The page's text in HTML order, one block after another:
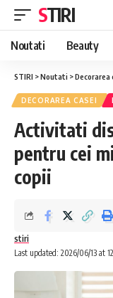
STIRI
Noutati Beauty
STIRI >Noutati >Decorarea
DECORAREA CASEI
Activitati
pentru cei
copii
Last updated: 2026/06/13 at
stiri